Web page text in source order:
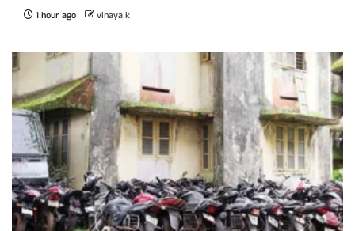
1 hour ago vinaya k